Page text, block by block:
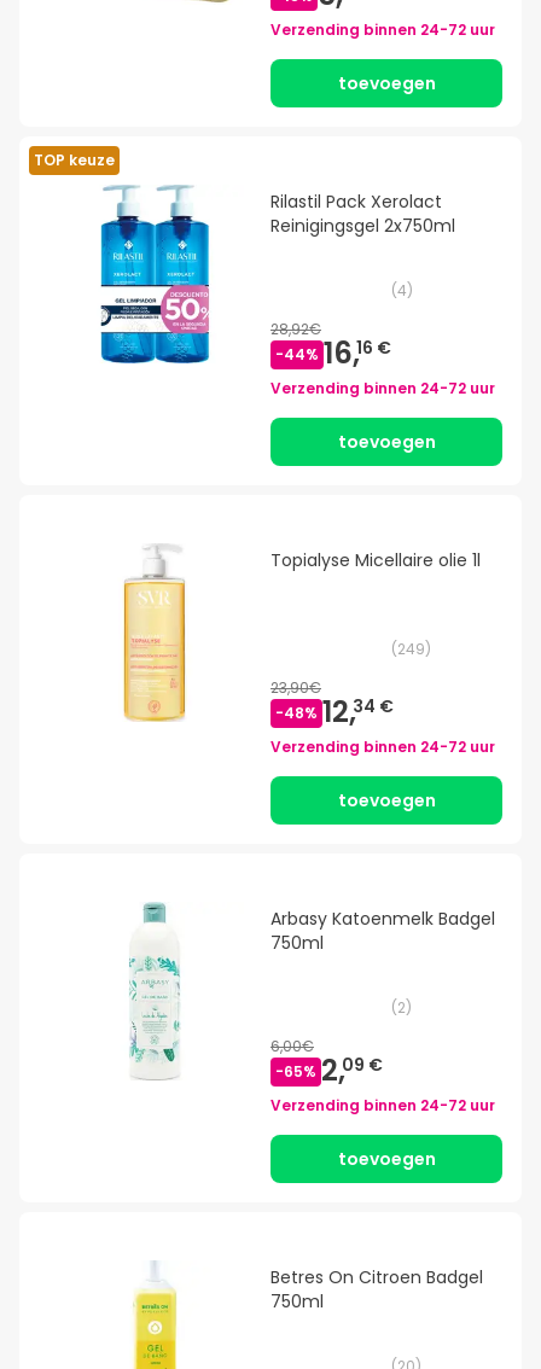
Verzending binnen 24-72 uur
toevoegen
TOP keuze
Rilastil Pack Xerolact
Reinigingsgel 2x750ml
(4)
28,92€
-44% 16,16 €
Verzending binnen 24-72 uur
toevoegen
Topialyse Micellaire olie 1l
(249)
23,90€
-48% 12,34 €
Verzending binnen 24-72 uur
toevoegen
Arbasy Katoenmelk Badgel
750ml
(2)
6,00€
-65% 2,09 €
Verzending binnen 24-72 uur
toevoegen
Betres On Citroen Badgel
750ml